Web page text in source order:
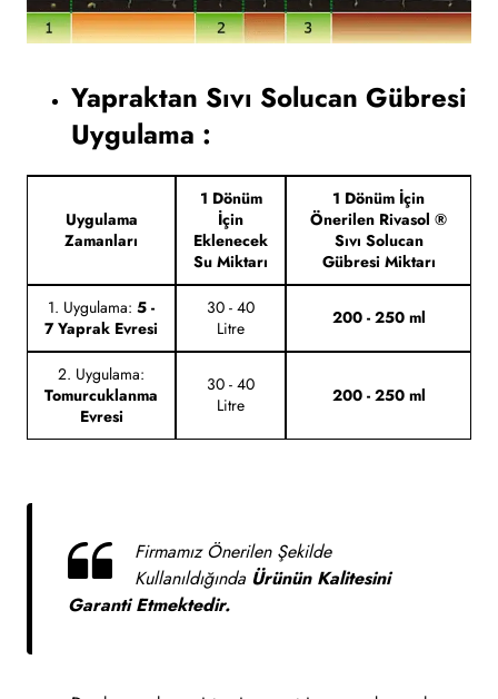
Yapraktan Sıvı Solucan Gübresi
Uygulama :
Uygulama
Zamanları
1 Dönüm
İçin
Eklenecek
Su Miktarı
1 Dönüm İçin
Önerilen Rivasol ®
Sıvı Solucan
Gübresi Miktarı
1. Uygulama: 5 -
7 Yaprak Evresi
30 - 40
Litre
200 - 250 ml
2. Uygulama:
Tomurcuklanma
Evresi
30 - 40
Litre
200 - 250 ml
Firmamız Önerilen Şekilde
Kullanıldığında Ürünün Kalitesini
Garanti Etmektedir.